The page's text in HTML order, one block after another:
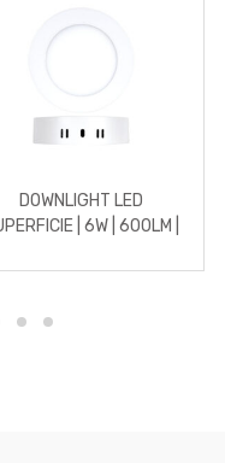
DOWNLIGHT LED
| 6W | 600LM |